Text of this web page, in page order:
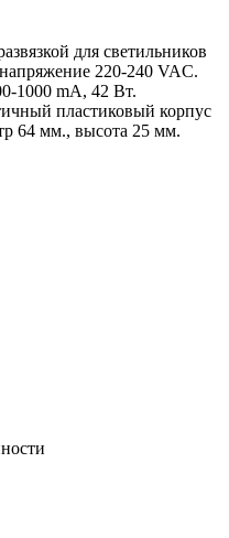
для светильников
220-240 VAC.
1000 mА, 42 Вт.
пластиковый корпус
64 мм., высота 25 мм.